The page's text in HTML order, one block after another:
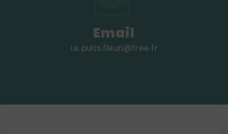
Email
le.puits.fleuri@free.fr